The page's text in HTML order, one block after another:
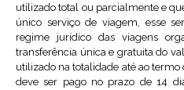
utilizado total ou parcialmente e
único serviço de viagem, esse
regime jurídico das viagens
transferência única e gratuita do
utilizado na totalidade até ao
deve ser pago no prazo de 14